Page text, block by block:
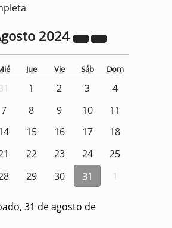
2024
Jue Vie Sáb Dom
1 2 3
4
7 8 9 10
11
15 16 17
18
22 23 24
25
29 30 31 1
31 de agosto de